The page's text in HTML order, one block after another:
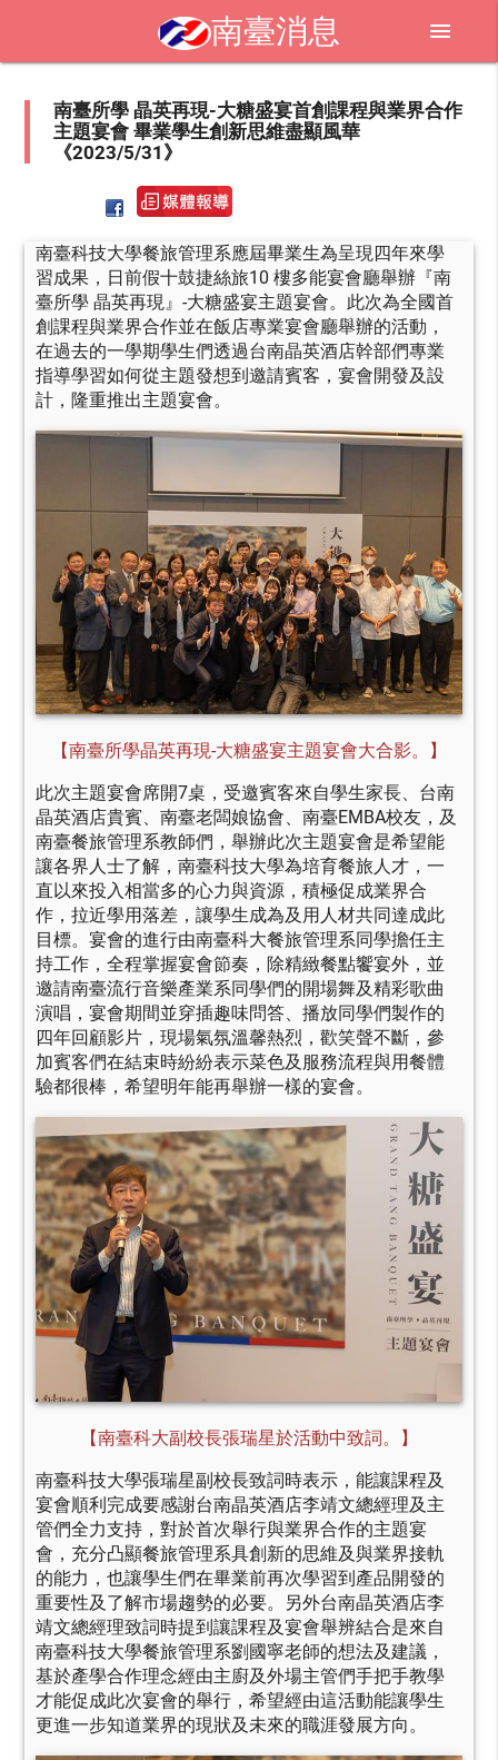
南臺消息 menu
南臺所學 晶英再現-大糖盛宴首創課程與業界合作
主題宴會 畢業學生創新思維盡顯風華
《2023/5/31》
南臺科技大學餐旅管理系應屆畢業生為呈現四年來學
習成果，日前假十鼓捷絲旅10 樓多能宴會廳舉辦『南
臺所學 晶英再現』-大糖盛宴主題宴會。此次為全國首
創課程與業界合作並在飯店專業宴會廳舉辦的活動，
在過去的一學期學生們透過台南晶英酒店幹部們專業
指導學習如何從主題發想到邀請賓客，宴會開發及設
計，隆重推出主題宴會。
【南臺所學晶英再現-大糖盛宴主題宴會大合影。】
此次主題宴會席開7桌，受邀賓客來自學生家長、台南
晶英酒店貴賓、南臺老闆娘協會、南臺EMBA校友，及
南臺餐旅管理系教師們，舉辦此次主題宴會是希望能
讓各界人士了解，南臺科技大學為培育餐旅人才，一
直以來投入相當多的心力與資源，積極促成業界合
作，拉近學用落差，讓學生成為及用人材共同達成此
目標。宴會的進行由南臺科大餐旅管理系同學擔任主
持工作，全程掌握宴會節奏，除精緻餐點饗宴外，並
邀請南臺流行音樂產業系同學們的開場舞及精彩歌曲
演唱，宴會期間並穿插趣味問答、播放同學們製作的
四年回顧影片，現場氣氛溫馨熱烈，歡笑聲不斷，參
加賓客們在結束時紛紛表示菜色及服務流程與用餐體
驗都很棒，希望明年能再舉辦一樣的宴會。
【南臺科大副校長張瑞星於活動中致詞。】
南臺科技大學張瑞星副校長致詞時表示，能讓課程及
宴會順利完成要感謝台南晶英酒店李靖文總經理及主
管們全力支持，對於首次舉行與業界合作的主題宴
會，充分凸顯餐旅管理系具創新的思維及與業界接軌
的能力，也讓學生們在畢業前再次學習到產品開發的
重要性及了解市場趨勢的必要。另外台南晶英酒店李
靖文總經理致詞時提到讓課程及宴會舉辨結合是來自
南臺科技大學餐旅管理系劉國寧老師的想法及建議，
基於產學合作理念經由主廚及外場主管們手把手教學
才能促成此次宴會的舉行，希望經由這活動能讓學生
更進一步知道業界的現狀及未來的職涯發展方向。